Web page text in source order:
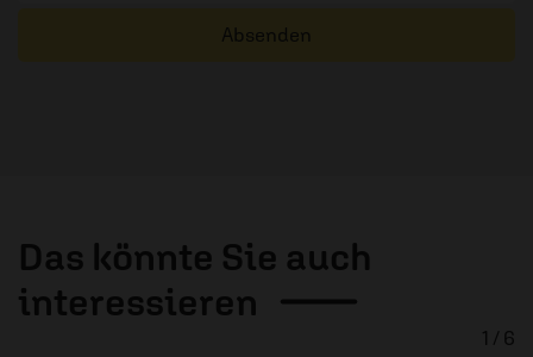
Absenden
Das könnte Sie auch
interessieren
1 / 6